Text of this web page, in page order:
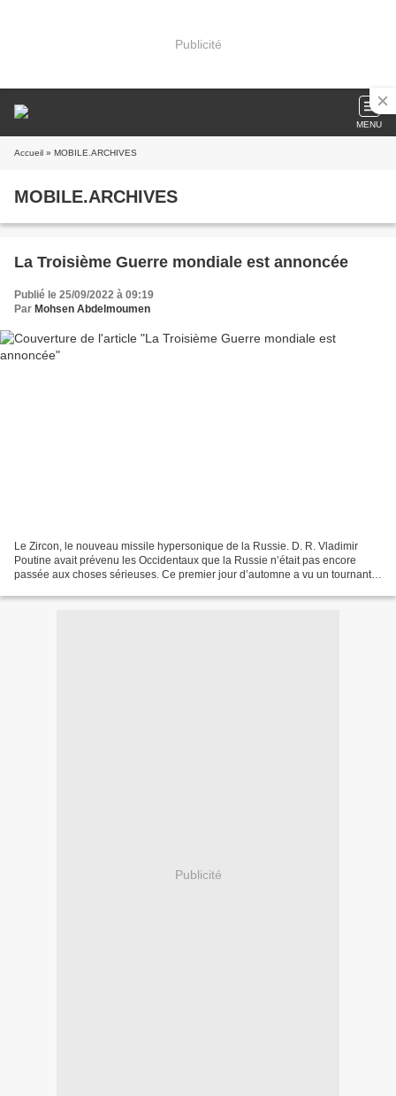
Publicité
MENU
Accueil » MOBILE.ARCHIVES
MOBILE.ARCHIVES
La Troisième Guerre mondiale est annoncée
Publié le 25/09/2022 à 09:19
Par Mohsen Abdelmoumen
Le Zircon, le nouveau missile hypersonique de la Russie. D. R. Vladimir
Poutine avait prévenu les Occidentaux que la Russie n’était pas encore
passée aux choses sérieuses. Ce premier jour d’automne a vu un tournant
Publicité